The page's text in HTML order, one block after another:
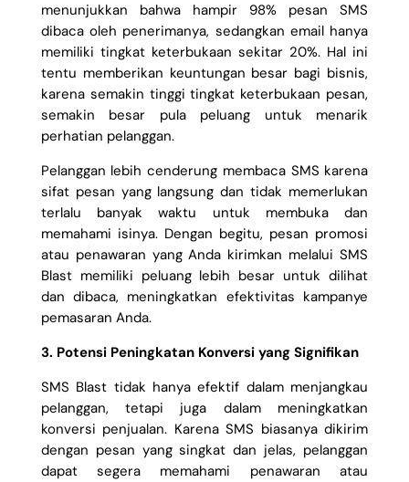
menunjukkan bahwa hampir 98% pesan SMS
dibaca oleh penerimanya, sedangkan email hanya
memiliki tingkat keterbukaan sekitar 20%. Hal ini
tentu memberikan keuntungan besar bagi bisnis,
karena semakin tinggi tingkat keterbukaan pesan,
semakin besar pula peluang untuk menarik
perhatian pelanggan.
Pelanggan lebih cenderung membaca SMS karena
sifat pesan yang langsung dan tidak memerlukan
terlalu banyak waktu untuk membuka dan
memahami isinya. Dengan begitu, pesan promosi
atau penawaran yang Anda kirimkan melalui SMS
Blast memiliki peluang lebih besar untuk dilihat
dan dibaca, meningkatkan efektivitas kampanye
pemasaran Anda.
3. Potensi Peningkatan Konversi yang Signifikan
SMS Blast tidak hanya efektif dalam menjangkau
pelanggan, tetapi juga dalam meningkatkan
konversi penjualan. Karena SMS biasanya dikirim
dengan pesan yang singkat dan jelas, pelanggan
dapat segera memahami penawaran atau